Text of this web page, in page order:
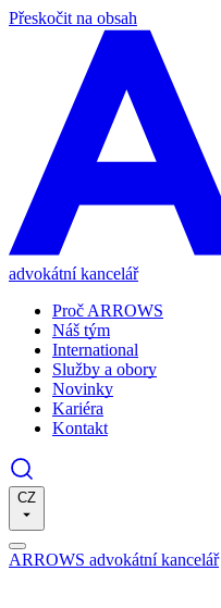
Přeskočit na obsah
advokátní kancelář
Proč ARROWS
Náš tým
International
Služby a obory
Novinky
Kariéra
Kontakt
CZ
ARROWS advokátní kancelář